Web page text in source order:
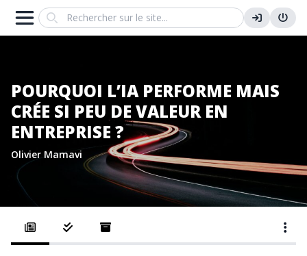
Search
POURQUOI L’IA PERFORME MAIS
CRÉE SI PEU DE VALEUR EN
ENTREPRISE ?
Olivier Mamavi